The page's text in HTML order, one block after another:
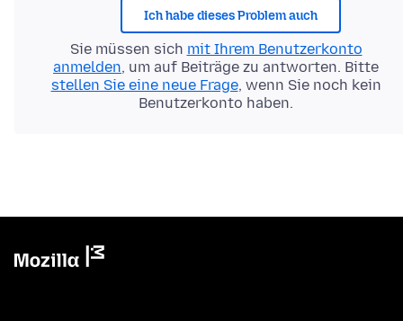
Ich habe dieses Problem auch
Sie müssen sich mit Ihrem Benutzerkonto
anmelden, um auf Beiträge zu antworten. Bitte
stellen Sie eine neue Frage, wenn Sie noch kein
Benutzerkonto haben.